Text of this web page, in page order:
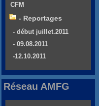
CFM
- Reportages
- début juillet.2011
- 09.08.2011
-12.10.2011
Réseau AMFG